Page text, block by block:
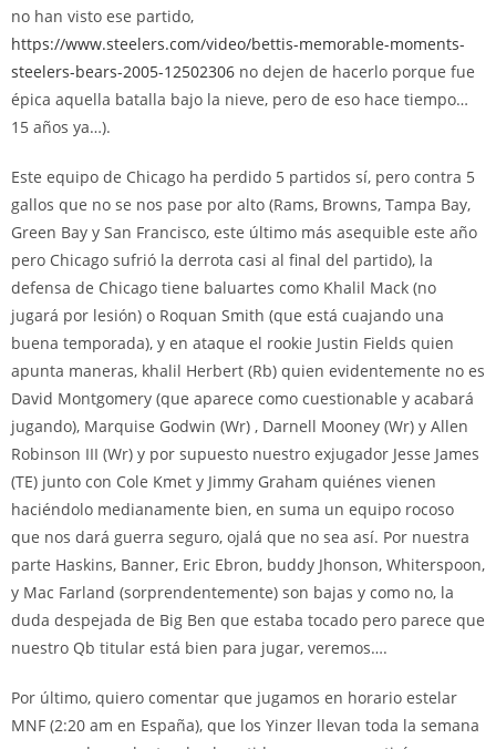
no han visto ese partido,
https://www.steelers.com/video/bettis-memorable-moments-
steelers-bears-2005-12502306 no dejen de hacerlo porque fue
épica aquella batalla bajo la nieve, pero de eso hace tiempo…
15 años ya…).
Este equipo de Chicago ha perdido 5 partidos sí, pero contra 5
gallos que no se nos pase por alto (Rams, Browns, Tampa Bay,
Green Bay y San Francisco, este último más asequible este año
pero Chicago sufrió la derrota casi al final del partido), la
defensa de Chicago tiene baluartes como Khalil Mack (no
jugará por lesión) o Roquan Smith (que está cuajando una
buena temporada), y en ataque el rookie Justin Fields quien
apunta maneras, khalil Herbert (Rb) quien evidentemente no es
David Montgomery (que aparece como cuestionable y acabará
jugando), Marquise Godwin (Wr) , Darnell Mooney (Wr) y Allen
Robinson III (Wr) y por supuesto nuestro exjugador Jesse James
(TE) junto con Cole Kmet y Jimmy Graham quiénes vienen
haciéndolo medianamente bien, en suma un equipo rocoso
que nos dará guerra seguro, ojalá que no sea así. Por nuestra
parte Haskins, Banner, Eric Ebron, buddy Jhonson, Whiterspoon,
y Mac Farland (sorprendentemente) son bajas y como no, la
duda despejada de Big Ben que estaba tocado pero parece que
nuestro Qb titular está bien para jugar, veremos….
Por último, quiero comentar que jugamos en horario estelar
MNF (2:20 am en España), que los Yinzer llevan toda la semana